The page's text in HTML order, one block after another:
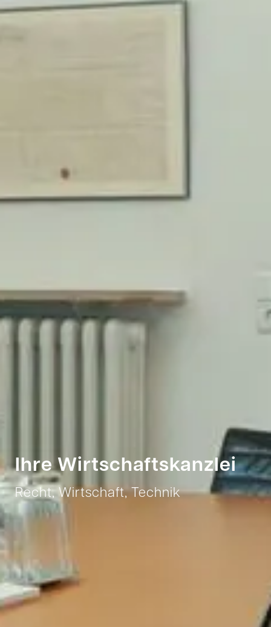
Ihre Wirtschaftskanzlei
Recht, Wirtschaft, Technik